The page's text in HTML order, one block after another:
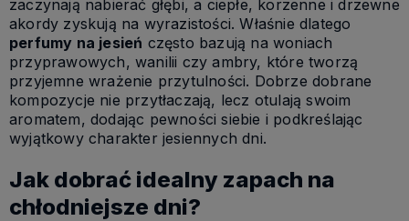
zaczynają nabierać głębi, a ciepłe, korzenne i drzewne
akordy zyskują na wyrazistości. Właśnie dlatego
perfumy na jesień często bazują na woniach
przyprawowych, wanilii czy ambry, które tworzą
przyjemne wrażenie przytulności. Dobrze dobrane
kompozycje nie przytłaczają, lecz otulają swoim
aromatem, dodając pewności siebie i podkreślając
wyjątkowy charakter jesiennych dni.
Jak dobrać idealny zapach na
chłodniejsze dni?